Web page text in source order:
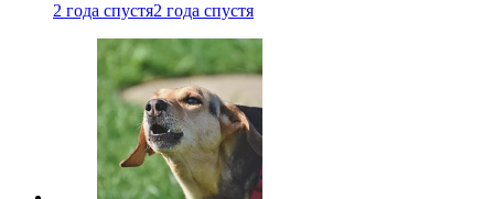
2 года спустя2 года спустя